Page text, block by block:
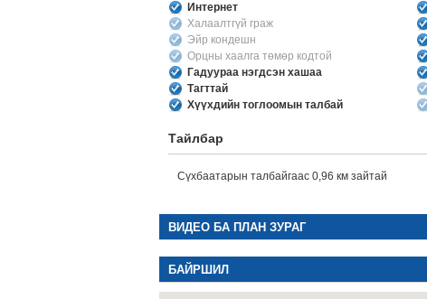
Интернет
Халаалтгүй граж
Эйр кондешн
Орцны хаалга төмөр кодтой
Гадуураа нэгдсэн хашаа
Тагттай
Хүүхдийн тоглоомын талбай
Тайлбар
Сүхбаатарын талбайгаас 0,96 км зайтай
ВИДЕО БА ПЛАН ЗУРАГ
БАЙРШИЛ